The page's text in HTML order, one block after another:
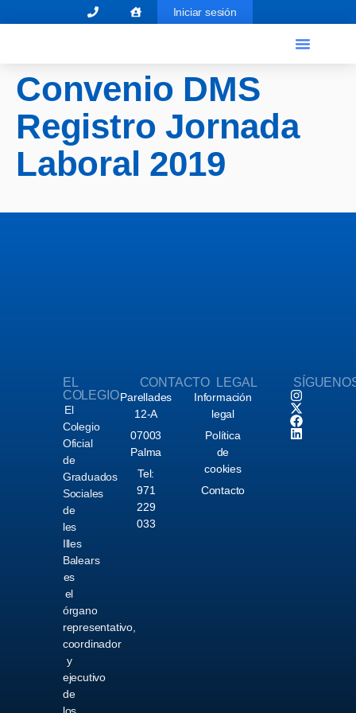
Iniciar sesión
Convenio DMS
Registro Jornada
Laboral 2019
EL
COLEGIO
El
Colegio
Oficial
de
Graduados
Sociales
de
les
Illes
Balears
es
el
órgano
representativo,
coordinador
y
ejecutivo
de
CONTACTO
Parellades
12-A
07003
Palma
Tel:
971
229
033
LEGAL
Información
legal
Política
de
cookies
Contacto